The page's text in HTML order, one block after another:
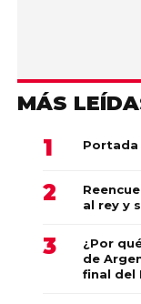
MÁS
Portada
al rey y
¿Por
de
final del